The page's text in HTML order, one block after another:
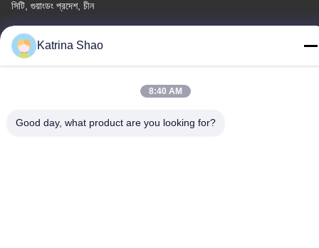
সিটি, গুয়াংডং প্রদেশ, চীন
টেলিফোন
86--15913188664
Katrina Shao
8:40 AM
Good day, what product are you looking for?